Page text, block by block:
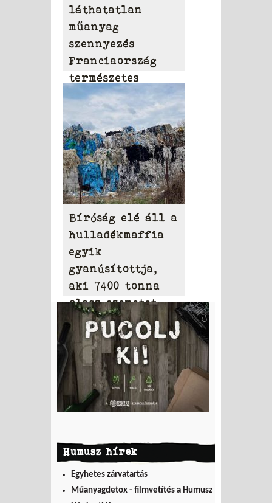
láthatatlan
műanyag
szennyezés
Franciaország
természetes
vizeiben
Bíróság elé áll a
hulladékmaffia
egyik
gyanúsítottja,
aki 7400 tonna
olasz szemetet
hordott Tamásiba
Humusz hírek
Egyhetes zárvatartás
Műanyagdetox - filmvetítés a Humusz